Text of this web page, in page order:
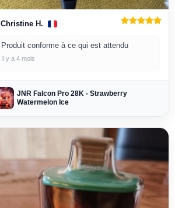
Christine H.
Produit conforme à ce qui est attendu
Il y a 4 mois
JNR Falcon Pro 28K - Strawberry
Watermelon Ice